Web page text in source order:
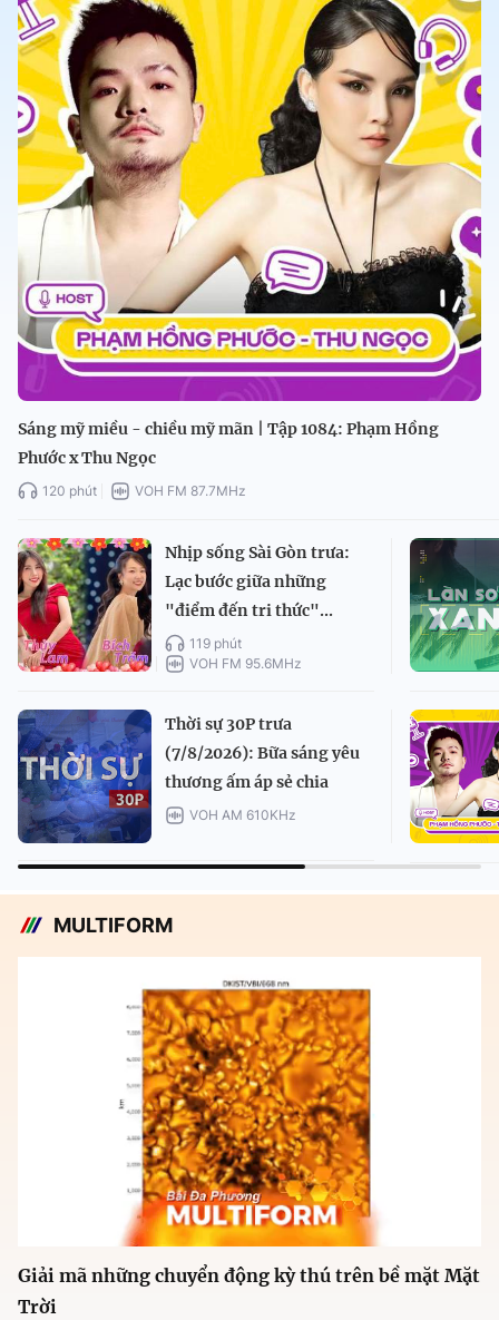
Sáng mỹ miều - chiều mỹ mãn | Tập 1084: Phạm Hồng
Phước x Thu Ngọc
120 phút VOH FM 87.7MHz
Nhịp sống Sài Gòn trưa:
Lạc bước giữa những
"điểm đến tri thức"...
119 phút
VOH FM 95.6MHz
Thời sự 30P trưa
(7/8/2026): Bữa sáng yêu
thương ấm áp sẻ chia
VOH AM 610KHz
MULTIFORM
Giải mã những chuyển động kỳ thú trên bề mặt Mặt
Trời